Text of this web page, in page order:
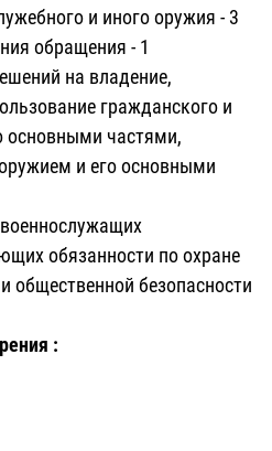
и иного оружия - 3
обращения - 1
на владение,
гражданского и
основными частями,
и его основными
обязанности по охране
общественной безопасности
: